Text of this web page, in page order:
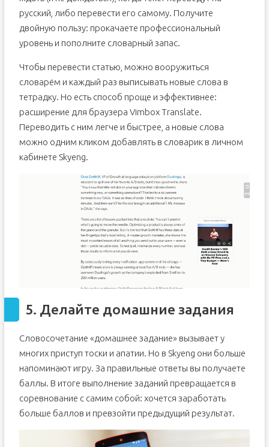
русский, либо перевести его самому. Получите
двойную пользу: прокачаете профессиональный
уровень и пополните словарный запас.
Чтобы перевести статью, можно вооружиться
словарём и каждый раз выписывать новые слова в
тетрадку. Но есть способ проще и эффективнее:
расширение для браузера Vimbox Translate.
Переводить с ним легче и быстрее, а новые слова
можно одним кликом добавлять в словарик в личном
кабинете Skyeng.
5. Делайте домашние задания
Словосочетание «домашнее задание» вызывает у
многих приступ тоски и апатии. Но в Skyeng они больше
напоминают игру. За правильные ответы вы получаете
баллы. В итоге выполнение заданий превращается в
соревнование с самим собой: хочется заработать
больше баллов и превзойти предыдущий результат.